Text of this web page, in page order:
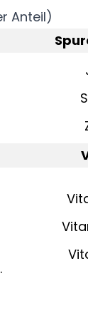
Anteil)